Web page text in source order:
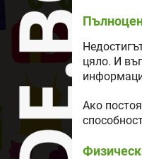
цяло. И
Ако